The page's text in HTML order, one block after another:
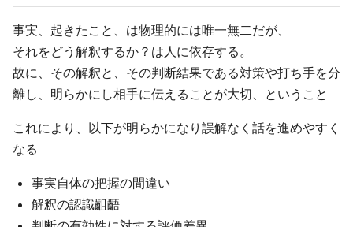
事実、起きたこと、は物理的には唯一無二だが、
それをどう解釈するか？は人に依存する。
故に、その解釈と、その判断結果である対策や打ち手を分
離し、明らかにし相手に伝えることが大切、ということ
これにより、以下が明らかになり誤解なく話を進めやすく
なる
事実自体の把握の間違い
解釈の認識齟齬